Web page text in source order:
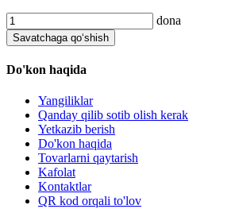
dona
Savatchaga qo‘shish
Do'kon haqida
Yangiliklar
Qanday qilib sotib olish kerak
Yetkazib berish
Do'kon haqida
Tovarlarni qaytarish
Kafolat
Kontaktlar
QR kod orqali to'lov